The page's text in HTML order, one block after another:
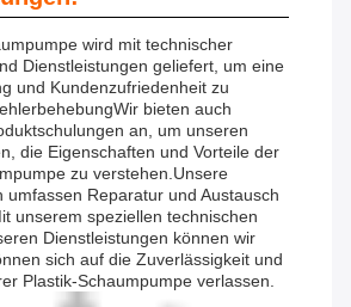
wird mit technischer
Dienstleistungen geliefert, um eine
und Kundenzufriedenheit zu
bieten auch
an, um unseren
die Eigenschaften und Vorteile der
zu verstehen.Unsere
umfassen Reparatur und Austausch
unserem speziellen technischen
Dienstleistungen können wir
sich auf die Zuverlässigkeit und
Plastik-Schaumpumpe verlassen.